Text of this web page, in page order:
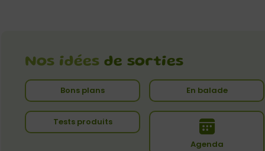
Nos idées de sorties
Bons plans En balade
Tests produits
Agenda